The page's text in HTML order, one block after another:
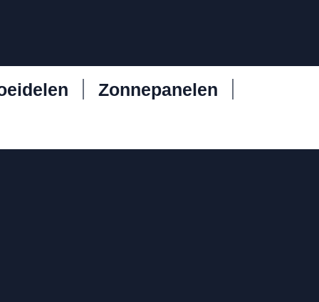
Zonnepanelen